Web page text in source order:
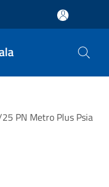
PN Metro Plus Psia